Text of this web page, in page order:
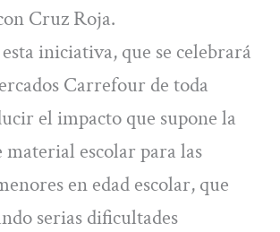
Cruz Roja.
iniciativa, que se celebrará
Carrefour de toda
el impacto que supone la
material escolar para las
en edad escolar, que
serias dificultades